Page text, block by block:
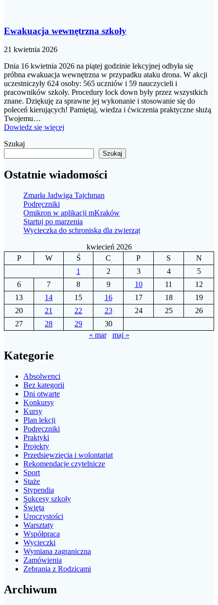
Ewakuacja wewnętrzna szkoły
21 kwietnia 2026
Dnia 16 kwietnia 2026 na piątej godzinie lekcyjnej odbyła się
próbna ewakuacja wewnętrzna w przypadku ataku drona. W akcji
uczestniczyły 624 osoby: 565 uczniów i 59 nauczycieli i
pracowników szkoły. Procedury lock down były przez wszystkich
znane. Dziękuję za sprawne jej wykonanie i stosowanie się do
poleceń kierujących! Pamiętaj, wiedza i ćwiczenia praktyczne służą
Twojemu…
Dowiedz się więcej
Szukaj
Szukaj
Ostatnie wiadomości
Zmarła Jadwiga Tajchman
Podręczniki
Omikron w aplikacji mKraków
Startuj po marzenia
Wycieczka do schroniska dla zwierząt
kwiecień 2026
P
W Ś C P S
N
1
2 3 4
5
6
7 8 9 10 11
12
13
14 15 16 17 18
19
20
21 22 23 24 25
26
27
28 29
30
« mar
maj »
Kategorie
Absolwenci
Bez kategorii
Dni otwarte
Konkursy
Kursy
Plan lekcji
Podręczniki
Praktyki
Projekty
Przedsięwzięcia i wolontariat
Rekomendacje czytelnicze
Sport
Staże
Stypendia
Sukcesy szkoły
Święta
Uroczystości
Warsztaty
Współpraca
Wycieczki
Wymiana zagraniczna
Zamówienia
Zebrania z Rodzicami
Archiwum